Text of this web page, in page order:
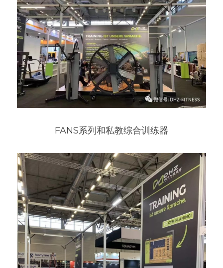
FANS系列和私教综合训练器